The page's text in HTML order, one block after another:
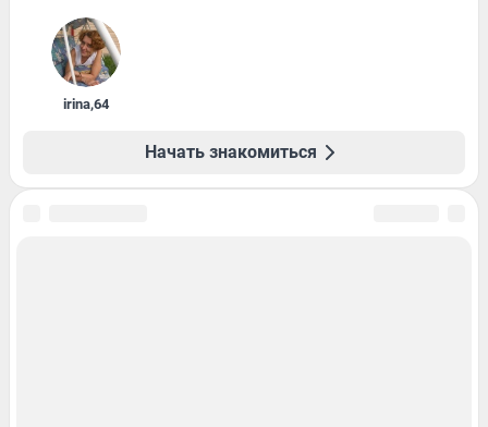
irina,64
Начать знакомиться